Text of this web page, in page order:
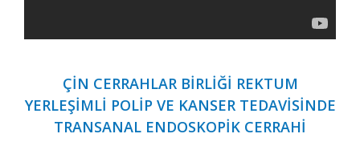
ÇİN CERRAHLAR BİRLİĞİ REKTUM
YERLEŞİMLİ POLİP VE KANSER TEDAVİSİNDE
TRANSANAL ENDOSKOPİK CERRAHİ